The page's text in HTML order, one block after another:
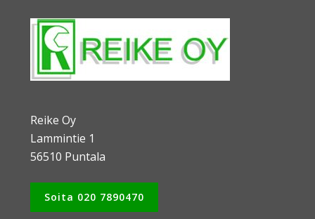
Footer
Reike Oy
Lammintie 1
56510 Puntala
Soita 020 7890470